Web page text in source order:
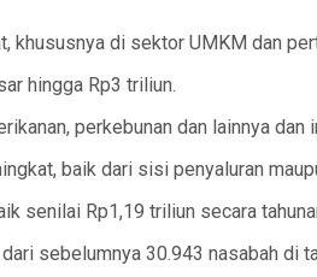
khususnya di sektor UMKM dan
hingga Rp3 triliun.
perkebunan dan lainnya dan
baik dari sisi penyaluran
senilai Rp1,19 triliun secara
sebelumnya 30.943 nasabah di